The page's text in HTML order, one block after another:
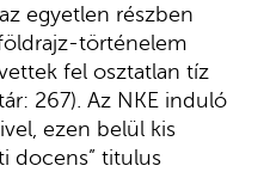
egyetlen részben
történelem
fel osztatlan tíz
267). Az NKE induló
ezen belül kis
docens” titulus